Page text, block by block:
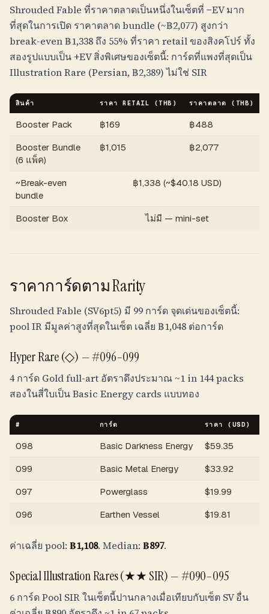
Shrouded Fable ที่ราคาตลาดเป็นหนึ่งในเซ็ตที่ −EV มาก
ที่สุดในการเปิด ราคาตลาด bundle (~฿2,077) สูงกว่า
break-even฿1,338 ถึง 55% ที่ราคา retail ของสิงคโปร์ ทั้ง
สองรูปแบบเป็น +EV สิ่งพิเศษของเซ็ตนี้: การ์ดที่แพงที่สุดเป็น
Illustration Rare (Persian,฿2,389) ไม่ใช่ SIR
สินค้า ราคา RETAIL ( THB ) ราคาตลาด ( THB )
Booster Pack ฿169 ฿488
Booster Bundle
(6 แพ็ค)
฿1,015 ฿2,077
~Break-even
bundle
฿1,338 (~$40.18 USD)
Booster Box ไม่มี — mini-set
ราคาการ์ดตาม Rarity
Shrouded Fable (SV6pt5) มี 99 การ์ด จุดเด่นของเซ็ตนี้:
pool IR มีมูลค่าสูงที่สุดในเซ็ต เฉลี่ย ฿1,048 ต่อการ์ด
Hyper Rare (◇) —#096–099
4 การ์ด Gold full-art อัตราดึงประมาณ ~1 in 144 packs
สองในสี่ใบเป็น Basic Energy cards แบบทอง
# การ์ด ราคา (USD)
098 Basic Darkness Energy $59.35
099
Basic Metal Energy $33.92
097
Powerglass $19.99
096
Earthen Vessel $19.81
ค่าเฉลี่ย pool: ฿1,108. Median: ฿897.
Special Illustration Rares (★★ SIR) —#090–095
6 การ์ด Pool SIR ในเซ็ตนี้ปานกลางเมื่อเทียบกับเซ็ต SV อื่น